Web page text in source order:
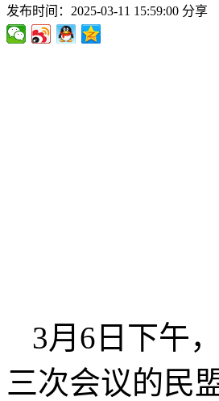
发布时间：2025-03-11 15:59:00 分享
3月6日下午
三次会议的民